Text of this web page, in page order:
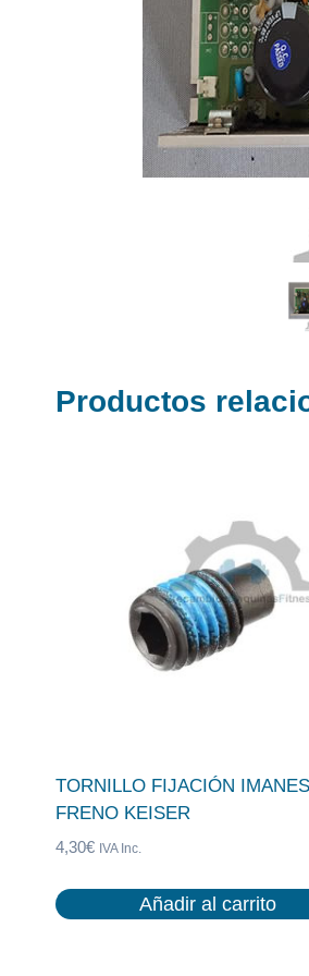
Productos
TORNILLO FIJACIÓN IMANES
FRENO KEISER
4,30€ IVA Inc.
Añadir al carrito